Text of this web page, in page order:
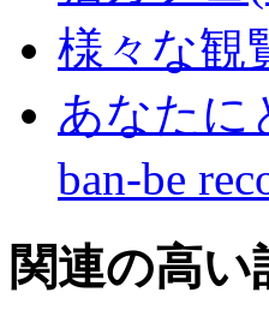
様々な観
あなたに
ban-be
関連の高い